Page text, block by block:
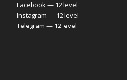
Facebook — 12 level
Instagram — 12 level
Telegram — 12 level